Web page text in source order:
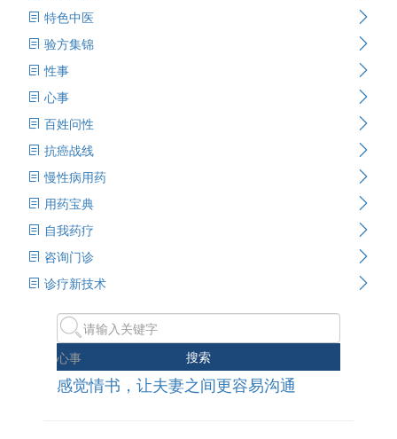
特色中医
验方集锦
性事
心事
百姓问性
抗癌战线
慢性病用药
用药宝典
自我药疗
咨询门诊
诊疗新技术
搜索
心事
感觉情书，让夫妻之间更容易沟通